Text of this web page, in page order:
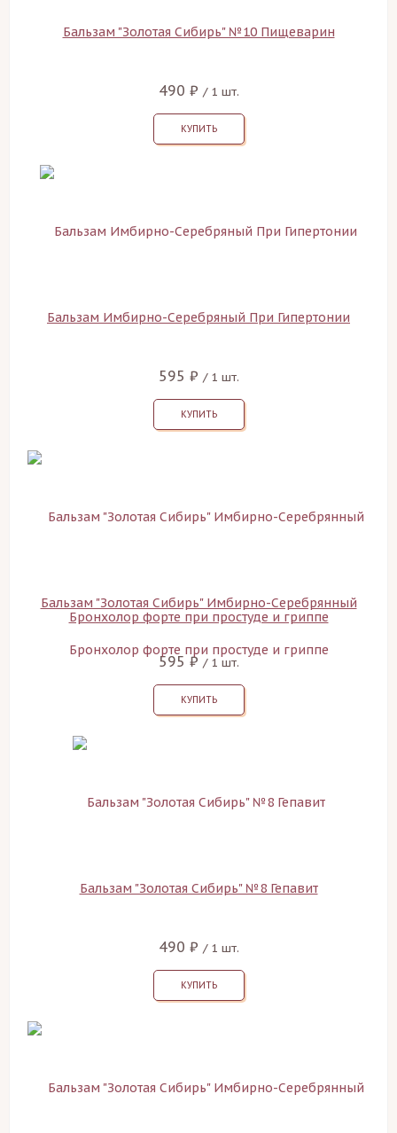
Бальзам "Золотая Сибирь" №10 Пищеварин
490 ₽ / 1 шт.
КУПИТЬ
Бальзам Имбирно-Серебряный При Гипертонии
595 ₽ / 1 шт.
КУПИТЬ
Бальзам "Золотая Сибирь" Имбирно-Серебрянный
Бронхолор форте при простуде и гриппе
595 ₽ / 1 шт.
КУПИТЬ
Бальзам "Золотая Сибирь" №8 Гепавит
490 ₽ / 1 шт.
КУПИТЬ